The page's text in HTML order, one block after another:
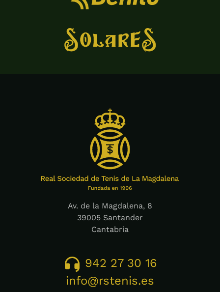
Av. de la Magdalena, 8
39005 Santander
Cantabria
942 27 30 16
info@rstenis.es